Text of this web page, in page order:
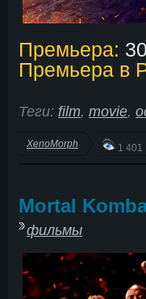
Премьера:
Премьера в
Теги: film, movie,
XenoMorph 1 401
Mortal
фильмы